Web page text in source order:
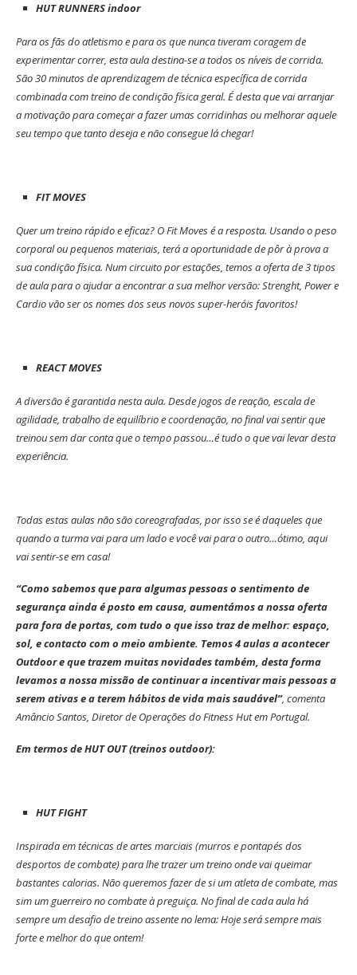
HUT RUNNERS indoor
Para os fãs do atletismo e para os que nunca tiveram coragem de
experimentar correr, esta aula destina-se a todos os níveis de corrida.
São 30 minutos de aprendizagem de técnica específica de corrida
combinada com treino de condição física geral. É desta que vai arranjar
a motivação para começar a fazer umas corridinhas ou melhorar aquele
seu tempo que tanto deseja e não consegue lá chegar!
FIT MOVES
Quer um treino rápido e eficaz? O Fit Moves é a resposta. Usando o peso
corporal ou pequenos materiais, terá a oportunidade de pôr à prova a
sua condição física. Num circuito por estações, temos a oferta de 3 tipos
de aula para o ajudar a encontrar a sua melhor versão: Strenght, Power e
Cardio vão ser os nomes dos seus novos super-heróis favoritos!
REACT MOVES
A diversão é garantida nesta aula. Desde jogos de reação, escala de
agilidade, trabalho de equilíbrio e coordenação, no final vai sentir que
treinou sem dar conta que o tempo passou…é tudo o que vai levar desta
experiência.
Todas estas aulas não são coreografadas, por isso se é daqueles que
quando a turma vai para um lado e você vai para o outro…ótimo, aqui
vai sentir-se em casa!
“Como sabemos que para algumas pessoas o sentimento de
segurança ainda é posto em causa, aumentámos a nossa oferta
para fora de portas, com tudo o que isso traz de melhor: espaço,
sol, e contacto com o meio ambiente. Temos 4 aulas a acontecer
Outdoor e que trazem muitas novidades também, desta forma
levamos a nossa missão de continuar a incentivar mais pessoas a
serem ativas e a terem hábitos de vida mais saudável”, comenta
Amâncio Santos, Diretor de Operações do Fitness Hut em Portugal.
Em termos de HUT OUT (treinos outdoor):
HUT FIGHT
Inspirada em técnicas de artes marciais (murros e pontapés dos
desportos de combate) para lhe trazer um treino onde vai queimar
bastantes calorias. Não queremos fazer de si um atleta de combate, mas
sim um guerreiro no combate à preguiça. No final de cada aula há
sempre um desafio de treino assente no lema: Hoje será sempre mais
forte e melhor do que ontem!